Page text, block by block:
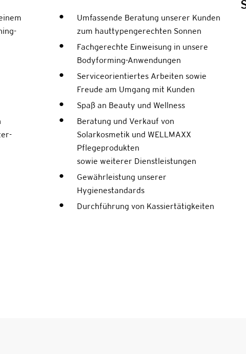
Umfassende Beratung unserer Kunden
zum hauttypengerechten Sonnen
Fachgerechte Einweisung in unsere
Bodyforming-Anwendungen
Serviceorientiertes Arbeiten sowie
Freude am Umgang mit Kunden
Spaß an Beauty und Wellness
Beratung und Verkauf von
Solarkosmetik und WELLMAXX
Pflegeprodukten
sowie weiterer Dienstleistungen
Gewährleistung unserer
Hygienestandards
Durchführung von Kassiertätigkeiten